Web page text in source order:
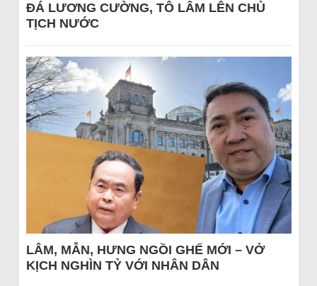
ĐÁ LƯƠNG CƯỜNG, TÔ LÂM LÊN CHỦ
TỊCH NƯỚC
LÂM, MẪN, HƯNG NGỒI GHẾ MỚI – VỞ
KỊCH NGHÌN TỶ VỚI NHÂN DÂN